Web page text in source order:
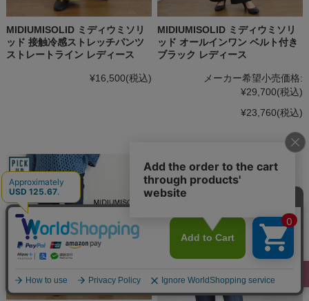
MIDIUMISOLID ミディウミソリ
ッド 接触冷感ストレッチパンツ
ストレートライン レディース
¥16,500(税込)
MIDIUMISOLID ミディウミソリ
ッド オールインワン ベルト付き
ブラック レディース
メーカー希望小売価格:
¥29,700(税込)
¥23,760(税込)